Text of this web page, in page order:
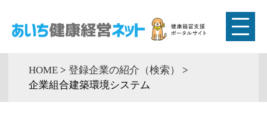
HOME > 登録企業の紹介（検索）
>
企業組合建築環境システム